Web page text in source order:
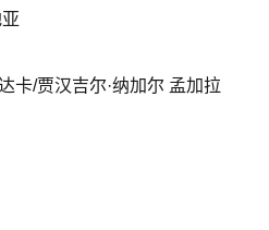
卡/贾汉吉尔·纳加尔 孟加拉